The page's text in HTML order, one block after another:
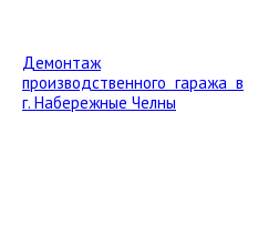
Демонтаж
производственного гаража в
г. Набережные Челны